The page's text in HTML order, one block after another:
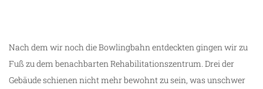
Nach dem wir noch die Bowlingbahn entdeckten gingen wir zu
Fuß zu dem benachbarten Rehabilitationszentrum. Drei der
Gebäude schienen nicht mehr bewohnt zu sein, was unschwer